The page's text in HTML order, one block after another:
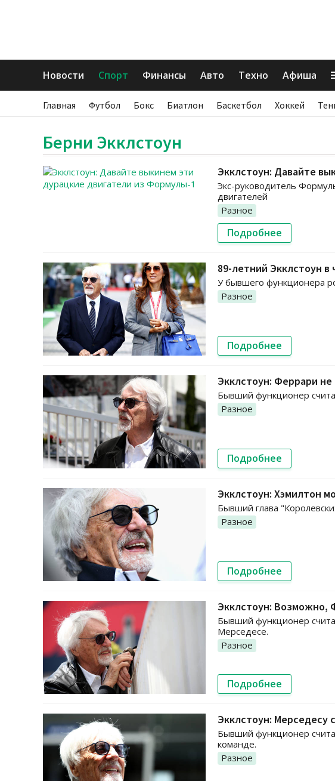
Новости Спорт Финансы Авто Техно Афиша
Главная Футбол Бокс Биатлон Баскетбол Хоккей
Берни Экклстоун
Экклстоун: Давайте
Экс-руководитель
двигателей
Разное
Подробнее
89-летний Экклстоун
У бывшего функционера
Разное
Подробнее
Экклстоун: Феррари
Бывший функционер
Разное
Подробнее
Экклстоун: Хэмилтон
Бывший глава
Разное
Подробнее
Экклстоун: Возможно,
Бывший функционер
Мерседесе.
Разное
Подробнее
Экклстоун: Мерседесу
Бывший функционер
команде.
Разное